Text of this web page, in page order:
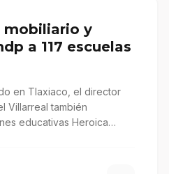
mobiliario y
a 117 escuelas
en Tlaxiaco, el director
Villarreal también
educativas Heroica…